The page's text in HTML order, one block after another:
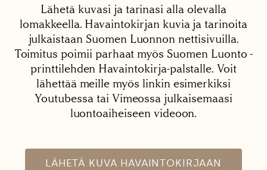
Lähetä kuvasi ja tarinasi alla olevalla
lomakkeella. Havaintokirjan kuvia ja tarinoita
julkaistaan Suomen Luonnon nettisivuilla.
Toimitus poimii parhaat myös Suomen Luonto -
printtilehden Havaintokirja-palstalle. Voit
lähettää meille myös linkin esimerkiksi
Youtubessa tai Vimeossa julkaisemaasi
luontoaiheiseen videoon.
LÄHETÄ KUVA HAVAINTOKIRJAAN